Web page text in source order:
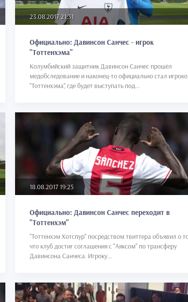
23.08.2017 21:31
Официально: Давинсон Санчес - игрок
"Тоттенхэма"
Колумбийский защитник Давинсон Санчес прошёл
медобследование и наконец-то официально стал
"Тоттенхэма", где будет выступать под...
18.08.2017 19:25
Официально: Давинсон Санчес переходит в
"Тоттенхэм"
"Тоттенхэм Хотспур" посредством твиттера объявил о
что клуб достиг соглашения с "Аяксом" по трансферу
Давинсона Санчеса. Игроку...